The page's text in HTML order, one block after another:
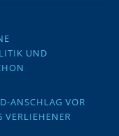
UND
ANSCHLAG VOR
VERLIEHENER